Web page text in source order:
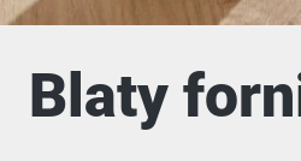
Blaty